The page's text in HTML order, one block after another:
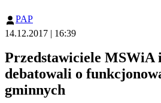
PAP
14.12.2017 | 16:39
Przedstawiciele MSWiA
debatowali o
gminnych